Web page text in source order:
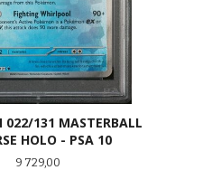
022/131 MASTERBALL
HOLO - PSA 10
Pris
9 729,00